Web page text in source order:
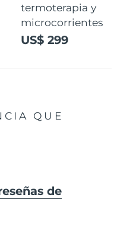
termoterapia y
microcorrientes
US$ 299
QUE
de